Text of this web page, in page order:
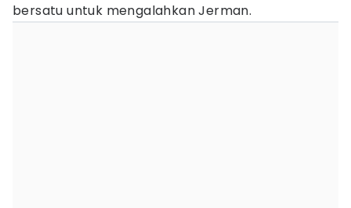
bersatu untuk mengalahkan Jerman.